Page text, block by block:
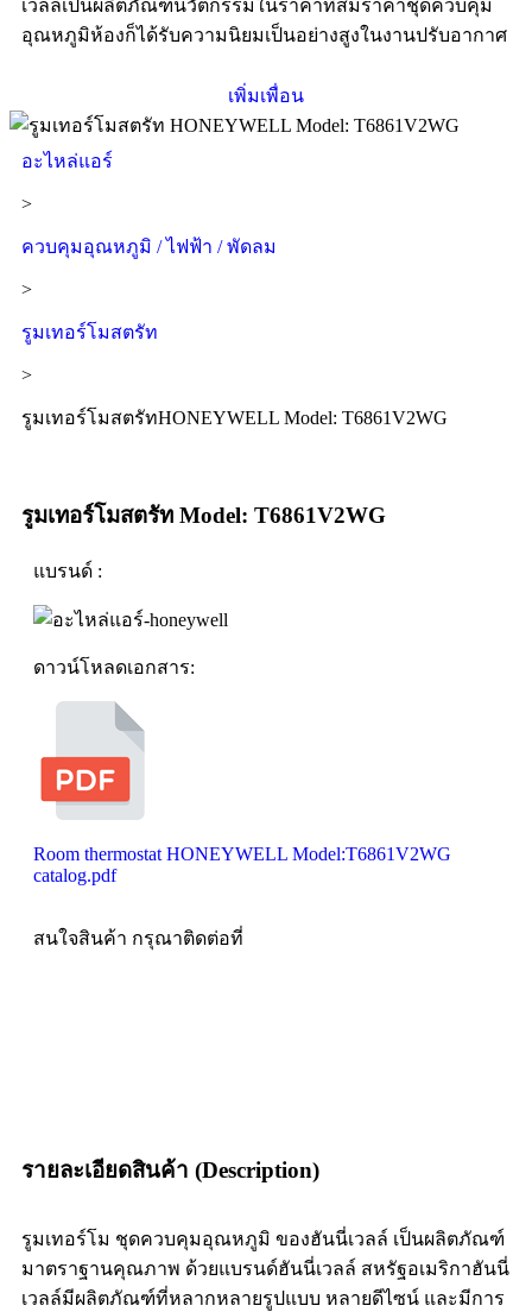
เวลล์เป็นผลิตภัณฑ์นวัตกรรมในราคาที่สมราคาชุดควบคุม
อุณหภูมิห้องก็ได้รับความนิยมเป็นอย่างสูงในงานปรับอากาศ
เพิ่มเพื่อน
อะไหล่แอร์
>
ควบคุมอุณหภูมิ / ไฟฟ้า / พัดลม
>
รูมเทอร์โมสตรัท
>
รูมเทอร์โมสตรัทHONEYWELL Model: T6861V2WG
รูมเทอร์โมสตรัท Model: T6861V2WG
แบรนด์ :
ดาวน์โหลดเอกสาร:
Room thermostat HONEYWELL Model:T6861V2WG
catalog.pdf
สนใจสินค้า กรุณาติดต่อที่
รายละเอียดสินค้า (Description)
รูมเทอร์โม ชุดควบคุมอุณหภูมิ ของฮันนี่เวลล์ เป็นผลิตภัณฑ์
มาตราฐานคุณภาพ ด้วยแบรนด์ฮันนี่เวลล์ สหรัฐอเมริกาฮันนี่
เวลล์มีผลิตภัณฑ์ที่หลากหลายรูปแบบ หลายดีไซน์ และมีการ